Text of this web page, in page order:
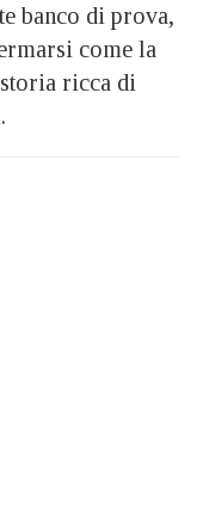
banco di prova,
come la
ricca di